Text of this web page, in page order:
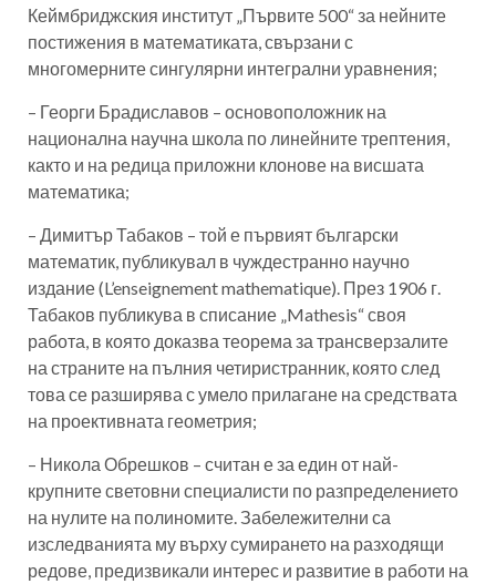
Кеймбриджския институт „Първите 500“ за нейните
постижения в математиката, свързани с
многомерните сингулярни интегрални уравнения;
– Георги Брадиславов – основоположник на
национална научна школа по линейните трептения,
както и на редица приложни клонове на висшата
математика;
– Димитър Табаков – той е първият български
математик, публикувал в чуждестранно научно
издание (L’enseignement mathematique). През 1906 г.
Табаков публикува в списание „Mathesis“ своя
работа, в която доказва теорема за трансверзалите
на страните на пълния четиристранник, която след
това се разширява с умело прилагане на средствата
на проективната геометрия;
– Никола Обрешков – считан е за един от най-
крупните световни специалисти по разпределението
на нулите на полиномите. Забележителни са
изследванията му върху сумирането на разходящи
редове, предизвикали интерес и развитие в работи на